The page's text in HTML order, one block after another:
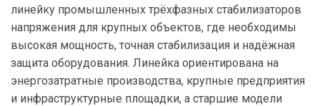
линейку промышленных трёхфазных стабилизаторов
напряжения для крупных объектов, где необходимы
высокая мощность, точная стабилизация и надёжная
защита оборудования. Линейка ориентирована на
энергозатратные производства, крупные предприятия
и инфраструктурные площадки, а старшие модели